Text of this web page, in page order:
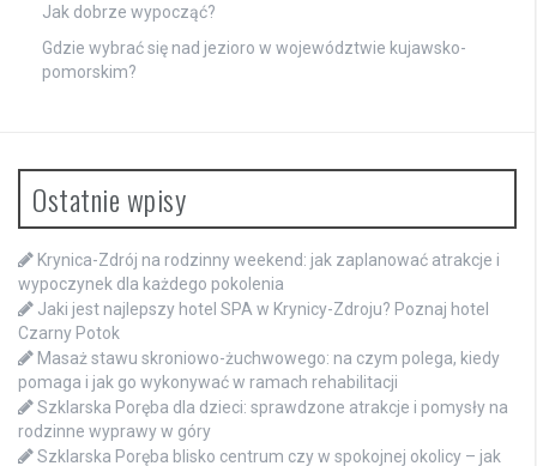
Jak dobrze wypocząć?
Gdzie wybrać się nad jezioro w województwie kujawsko-
pomorskim?
Ostatnie wpisy
Krynica-Zdrój na rodzinny weekend: jak zaplanować atrakcje i
wypoczynek dla każdego pokolenia
Jaki jest najlepszy hotel SPA w Krynicy-Zdroju? Poznaj hotel
Czarny Potok
Masaż stawu skroniowo-żuchwowego: na czym polega, kiedy
pomaga i jak go wykonywać w ramach rehabilitacji
Szklarska Poręba dla dzieci: sprawdzone atrakcje i pomysły na
rodzinne wyprawy w góry
Szklarska Poręba blisko centrum czy w spokojnej okolicy – jak